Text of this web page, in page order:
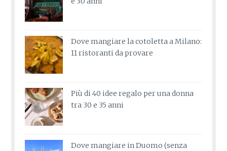
Dove mangiare la cotoletta a Milano:
11 ristoranti da provare
Più di 40 idee regalo per una donna
tra 30 e 35 anni
Dove mangiare in Duomo (senza